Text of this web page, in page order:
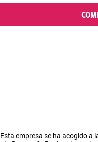
Esta empresa se ha acogido a